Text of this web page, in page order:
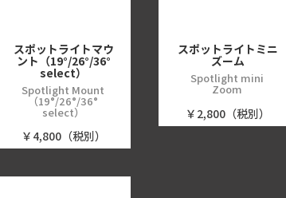
スポットライトマウ
ント（19°/26°/36°
select）
Spotlight Mount
（19°/26°/36°
select）
￥4,800（税別）
スポットライトミニ
ズーム
Spotlight mini
Zoom
￥2,800（税別）